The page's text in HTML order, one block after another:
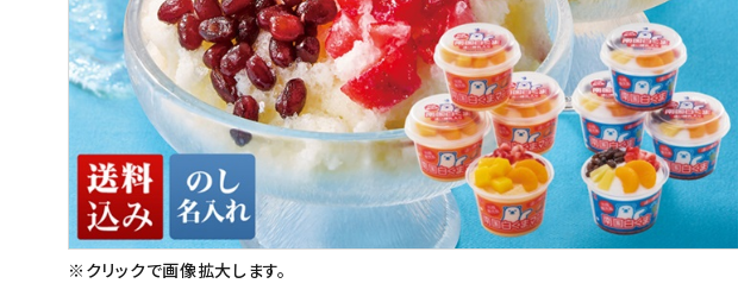
酒類
日用品
ギフト
セール
フードロス
※クリックで画像拡大します。